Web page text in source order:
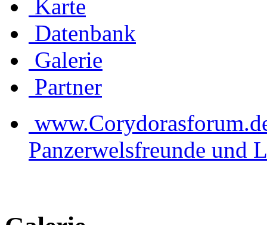
Karte
Datenbank
Galerie
Partner
Panzerwelsfreunde und